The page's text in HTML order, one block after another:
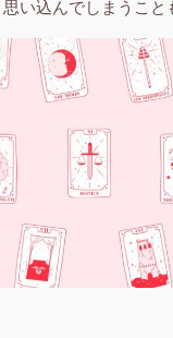
い込んでしまうこと